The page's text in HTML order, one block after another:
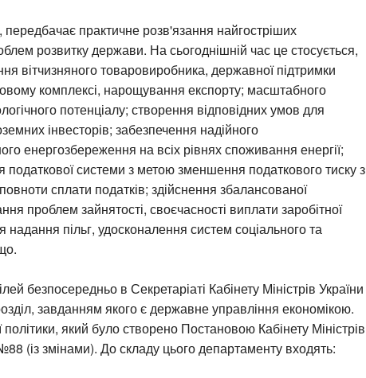
практичне розв'язання найгостріших
розвитку держави. На сьогоднішній час це стосується,
вітчизняного товаровиробника, державної підтримки
комплексі, нарощування експорту; масштабного
потенціалу; створення відповідних умов для
інвесторів; забезпечення надійного
енергозбереження на всіх рівнях споживання енергії;
системи з метою зменшення податкового тиску з
сплати податків; здійснення збалансованої
проблем зайнятості, своєчасності виплати заробітної
надання пільг, удосконалення систем соціального та
безпосередньо в Секретаріаті Кабінету Міністрів України
завданням якого є державне управління економікою.
який було створено Постановою Кабінету Міністрів
(із змінами). До складу цього департаменту входять: